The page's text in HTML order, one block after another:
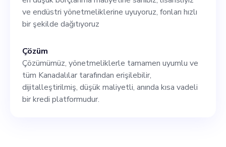
Cash Money ve Speedy Cash
gibi rakiplerden sıyrılarak
Kanada pazarının% 1'ini ele
geçirmeyi hedefliyoruz.
Şeffaflık yoluyla onları
geride bırakmayı planlıyoruz,
ve endüstri yönetmeliklerine uyuyoruz, fonları hızlı
bir şekilde dağıtıyoruz
Çözüm
Çözümümüz, yönetmeliklerle tamamen uyumlu ve
tüm Kanadalılar tarafından erişilebilir,
dijitalleştirilmiş, düşük maliyetli, anında kısa vadeli
bir kredi platformudur.